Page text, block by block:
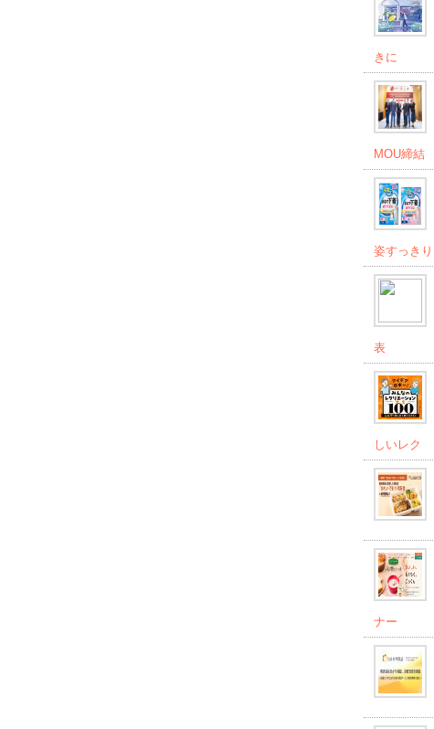
きに
MOU締結
姿すっきり
表
しいレク
ナー